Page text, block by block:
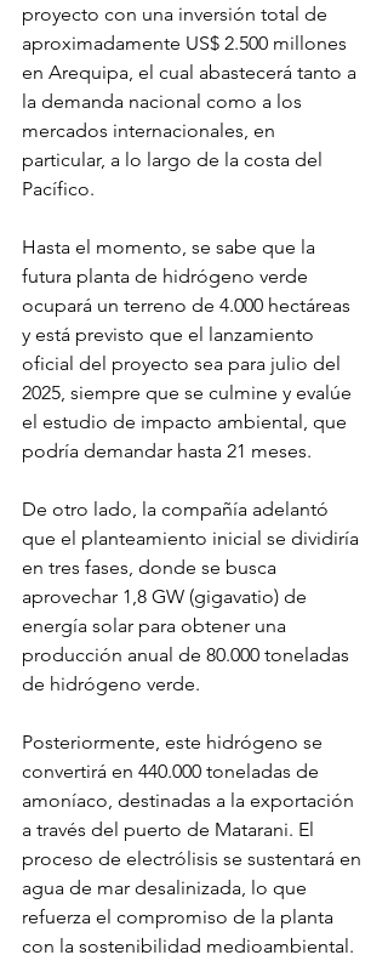
proyecto con una inversión total de
aproximadamente US$ 2.500 millones
en Arequipa, el cual abastecerá tanto a
la demanda nacional como a los
mercados internacionales, en
particular, a lo largo de la costa del
Pacífico.
Hasta el momento, se sabe que la
futura planta de hidrógeno verde
ocupará un terreno de 4.000 hectáreas
y está previsto que el lanzamiento
oficial del proyecto sea para julio del
2025, siempre que se culmine y evalúe
el estudio de impacto ambiental, que
podría demandar hasta 21 meses.
De otro lado, la compañía adelantó
que el planteamiento inicial se dividiría
en tres fases, donde se busca
aprovechar 1,8 GW (gigavatio) de
energía solar para obtener una
producción anual de 80.000 toneladas
de hidrógeno verde.
Posteriormente, este hidrógeno se
convertirá en 440.000 toneladas de
amoníaco, destinadas a la exportación
a través del puerto de Matarani. El
proceso de electrólisis se sustentará en
agua de mar desalinizada, lo que
refuerza el compromiso de la planta
con la sostenibilidad medioambiental.